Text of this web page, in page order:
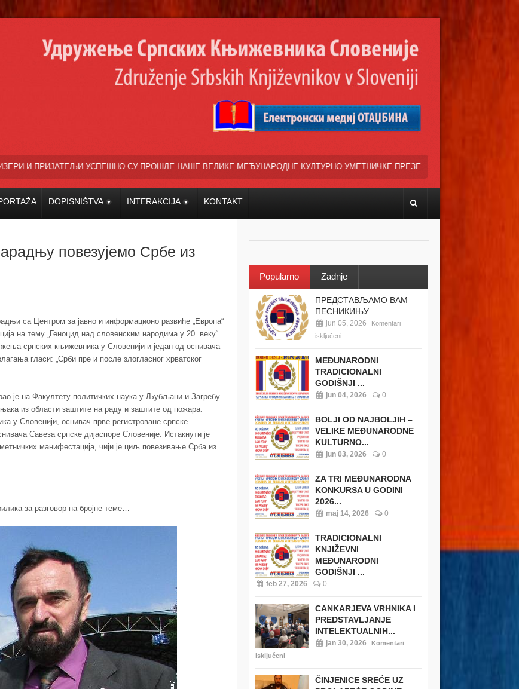
СУ ПРОШЛЕ НАШЕ ВЕЛИКЕ МЕЂУНАРОДНЕ КУЛТУРНО УМЕТНИЧКЕ ПРЕЗЕНТАЦИЈЕ »ВЕСЕЛИ ДАНИ СРПСКЕ ДИЈАСПОРЕ« НАША
DOPISNIŠTVA INTERAKCIJA KONTAKT
повезујемо Србе из
са Центром за јавно и информационо развиће „Европа“
на тему „Геноцид над словенским народима у 20. веку“.
српских књижевника у Словенији и један од оснивача
гласи: „Срби пре и после злогласног хрватског
је на Факултету политичких наука у Љубљани и Загребу
из области заштите на раду и заштите од пожара.
у Словенији, оснивач прве регистроване српске
Савеза српске дијаспоре Словеније. Истакнути је
манифестација, чији је циљ повезивање Срба из
за разговор на бројне теме…
Popularno Zadnje
ПРЕДСТАВЉАМО ВАМ
ПЕСНИКИЊУ...
jun 05, 2026
Komentari
isključeni
MEĐUNARODNI
TRADICIONALNI
GODIŠNJI ...
jun 04, 2026 0
BOLJI OD NAJBOLJIH –
VELIKE MEĐUNARODNE
KULTURNO...
jun 03, 2026 0
ZA TRI MEĐUNARODNA
KONKURSA U GODINI
2026...
maj 14, 2026 0
TRADICIONALNI
KNJIŽEVNI
MEĐUNARODNI
GODIŠNJI ...
feb 27, 2026 0
CANKARJEVA VRHNIKA I
PREDSTAVLJANJE
INTELEKTUALNIH...
jan 30, 2026
Komentari
isključeni
ČINJENICE SREĆE UZ